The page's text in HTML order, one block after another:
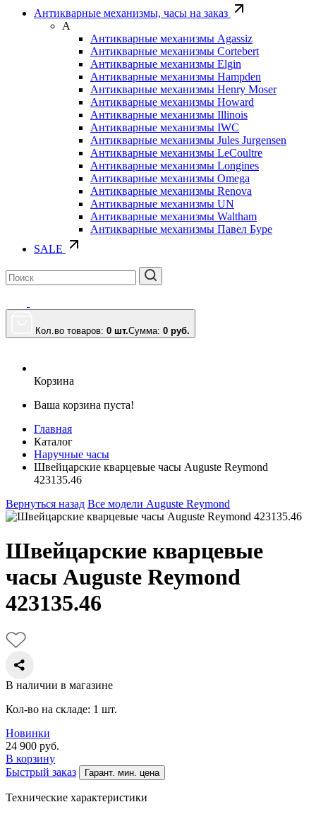
Антикварные механизмы, часы на заказ
А
Антикварные механизмы Agassiz
Антикварные механизмы Cortebert
Антикварные механизмы Elgin
Антикварные механизмы Hampden
Антикварные механизмы Henry Moser
Антикварные механизмы Howard
Антикварные механизмы Illinois
Антикварные механизмы IWC
Антикварные механизмы Jules Jurgensen
Антикварные механизмы LeCoultre
Антикварные механизмы Longines
Антикварные механизмы Omega
Антикварные механизмы Renova
Антикварные механизмы UN
Антикварные механизмы Waltham
Антикварные механизмы Павел Буре
SALE
Кол.во товаров: 0 шт.Сумма: 0 руб.
Корзина
Ваша корзина пуста!
Главная
Каталог
Наручные часы
Швейцарские кварцевые часы Auguste Reymond
423135.46
Вернуться назад Все модели Auguste Reymond
Швейцарские кварцевые
часы Auguste Reymond
423135.46
В наличии в магазине
Кол-во на складе: 1 шт.
Новинки
24 900 руб.
В корзину
Быстрый заказ
Гарант. мин. цена
Технические характеристики